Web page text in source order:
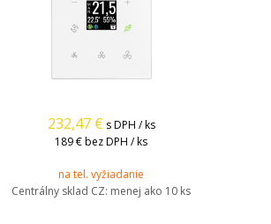
232,47 € s DPH / ks
189 €bez DPH / ks
na tel. vyžiadanie
Centrálny sklad CZ: menej ako 10 ks